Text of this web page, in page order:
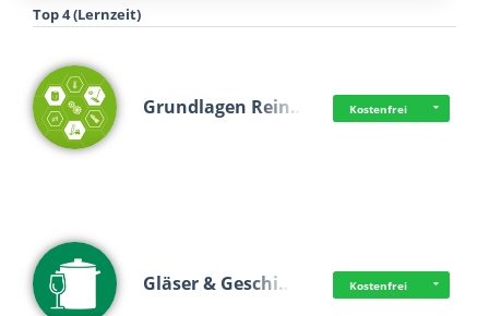
Top 4 (Lernzeit)
Grundlagen Rein… Kostenfrei
Gläser & Geschi… Kostenfrei